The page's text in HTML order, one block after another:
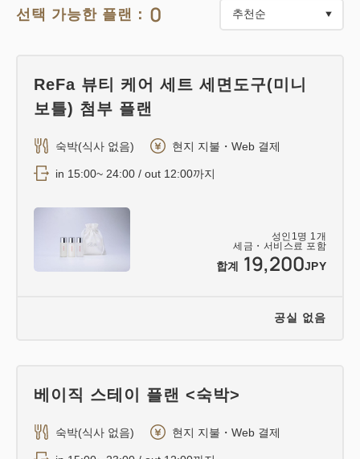
〇미네랄 워터 서비스
공간 있음)
※카드 키식 엘리베이터로 보안도 만전입니다.
선택 가능한 플랜： 0
성인 1 명 1 개
세금・서비스료 포함
합계 19,200JPY
ReFa 뷰티 케어 세트 세면도구(미니
보틀) 첨부 플랜
숙박(식사 없음) 현지 지불・Web 결제
in 15:00~ 24:00 / out 12:00까지
공실 없음
베이직 스테이 플랜 <숙박>
숙박(식사 없음) 현지 지불・Web 결제